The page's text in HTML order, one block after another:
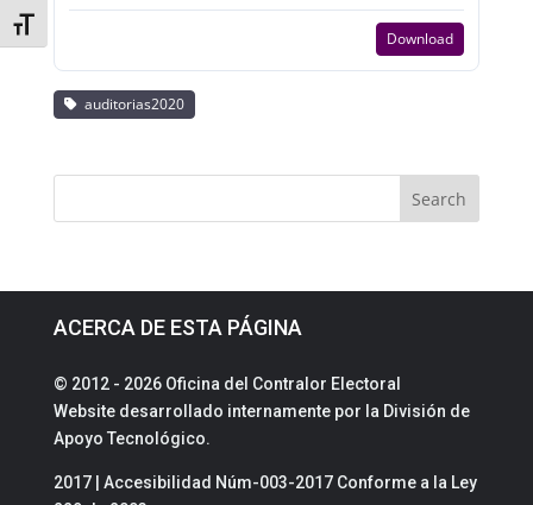
Toggle Font size
Download
auditorias2020
ACERCA DE ESTA PÁGINA
© 2012 - 2026 Oficina del Contralor Electoral
Website desarrollado internamente por la División de
Apoyo Tecnológico.
2017 | Accesibilidad Núm-003-2017 Conforme a la Ley